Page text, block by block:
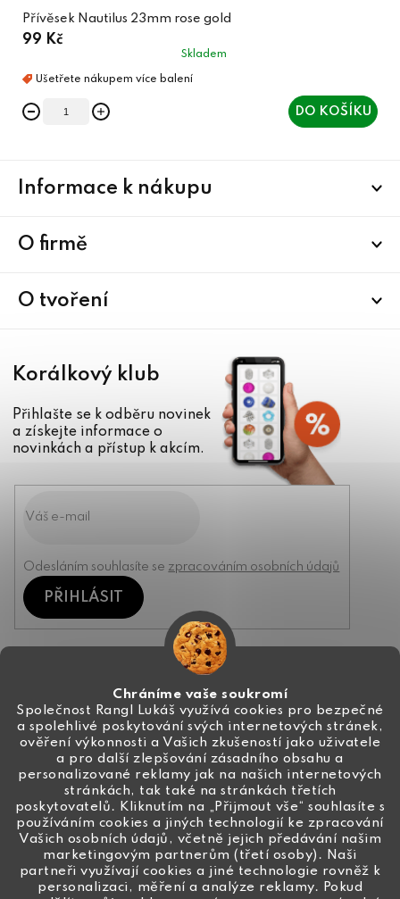
Chráníme vaše soukromí
Společnost Rangl Lukáš využívá cookies pro bezpečné
a spolehlivé poskytování svých internetových stránek,
ověření výkonnosti a Vašich zkušeností jako uživatele
a pro další zlepšování zásadního obsahu a
personalizované reklamy jak na našich internetových
stránkách, tak také na stránkách třetích
poskytovatelů. Kliknutím na „Přijmout vše“ souhlasíte s
používáním cookies a jiných technologií ke zpracování
Vašich osobních údajů, včetně jejich předávání našim
marketingovým partnerům (třetí osoby). Naši
partneři využívají cookies a jiné technologie rovněž k
personalizaci, měření a analýze reklamy. Pokud
Přívěsek Nautilus 23mm rose gold
99 Kč
Skladem
DO KOŠÍKU
Informace k nákupu
O firmě
O tvoření
Korálkový klub
Přihlašte se k odběru novinek
a získejte informace o
novinkách a přístup k akcím.
Odesláním souhlasíte se zpracováním osobních údajů
PŘIHLÁSIT
info@ceske-koralky.cz
+420 774 444 191